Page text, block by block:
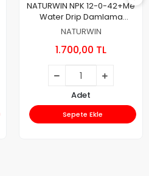
NATURWIN NPK 12-0-42+Me
Water Drip Damlama
Gübresi 25 Kg.
NATURWIN
1.700,00 TL
Adet
Sepete Ekle